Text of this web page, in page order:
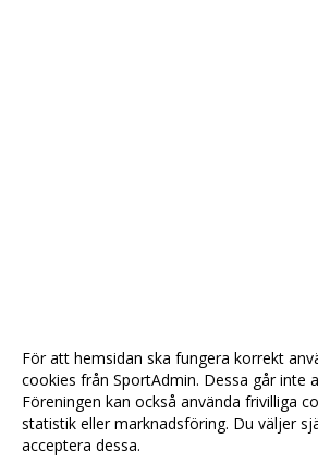
För att hemsidan ska fungera korrekt
cookies från SportAdmin. Dessa går inte
Föreningen kan också använda frivilliga
statistik eller marknadsföring. Du väljer
acceptera dessa.